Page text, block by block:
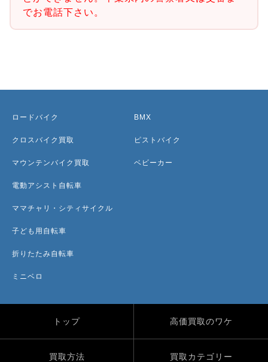
でお電話下さい。
ロードバイク
クロスバイク買取
マウンテンバイク買取
電動アシスト自転車
ママチャリ・シティサイクル
子ども用自転車
折りたたみ自転車
ミニベロ
BMX
ピストバイク
ベビーカー
トップ 高価買取のワケ
買取方法 買取カテゴリー